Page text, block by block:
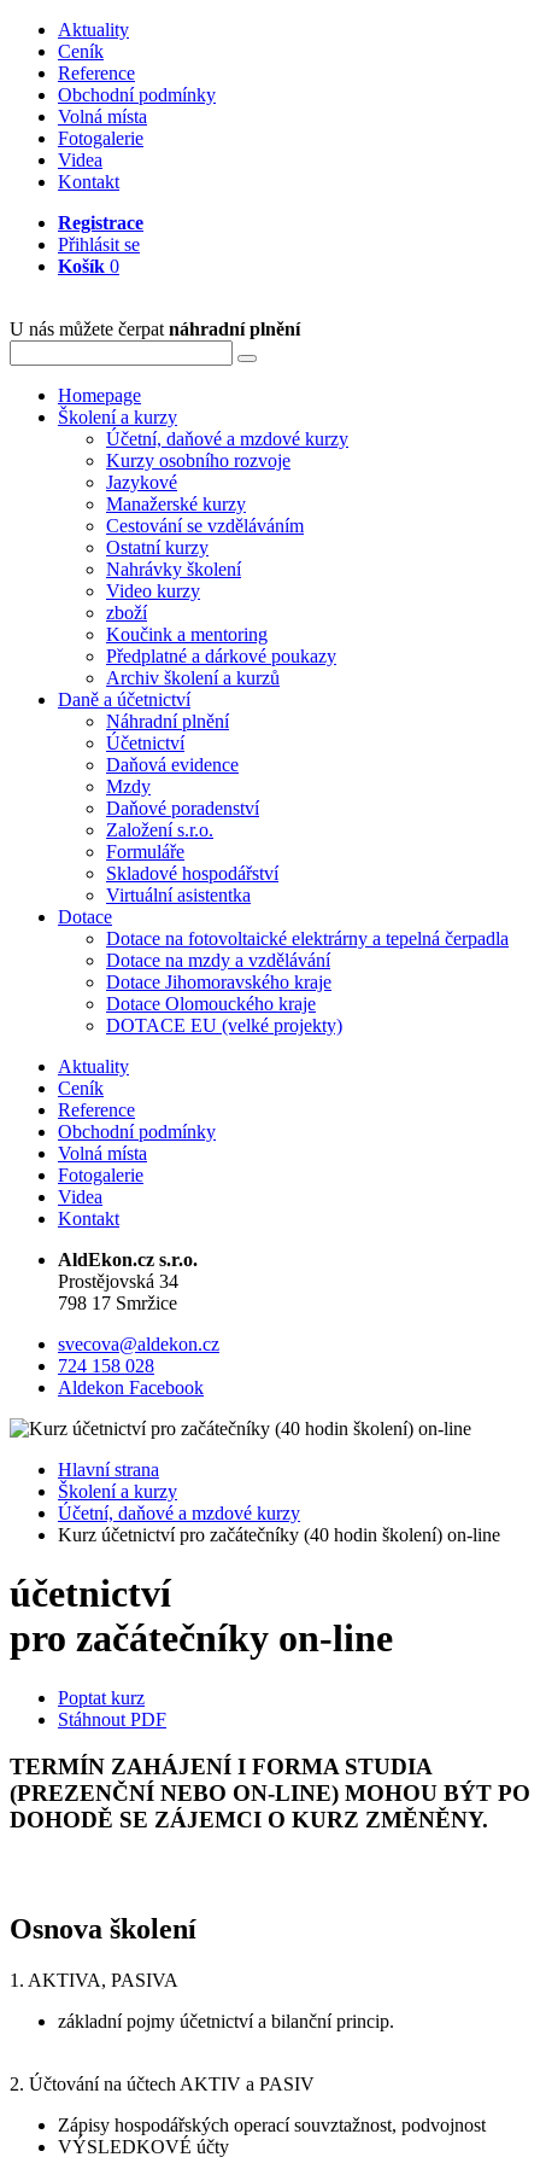
Aktuality
Ceník
Reference
Obchodní podmínky
Volná místa
Fotogalerie
Videa
Kontakt
Registrace
Přihlásit se
Košík 0
U nás můžete čerpat náhradní plnění
Homepage
Školení a kurzy
Účetní, daňové a mzdové kurzy
Kurzy osobního rozvoje
Jazykové
Manažerské kurzy
Cestování se vzděláváním
Ostatní kurzy
Nahrávky školení
Video kurzy
zboží
Koučink a mentoring
Předplatné a dárkové poukazy
Archiv školení a kurzů
Daně a účetnictví
Náhradní plnění
Účetnictví
Daňová evidence
Mzdy
Daňové poradenství
Založení s.r.o.
Formuláře
Skladové hospodářství
Virtuální asistentka
Dotace
Dotace na fotovoltaické elektrárny a tepelná čerpadla
Dotace na mzdy a vzdělávání
Dotace Jihomoravského kraje
Dotace Olomouckého kraje
DOTACE EU (velké projekty)
Aktuality
Ceník
Reference
Obchodní podmínky
Volná místa
Fotogalerie
Videa
Kontakt
AldEkon.cz s.r.o.
Prostějovská 34
798 17 Smržice
svecova@aldekon.cz
724 158 028
Aldekon Facebook
Hlavní strana
Školení a kurzy
Účetní, daňové a mzdové kurzy
Kurz účetnictví pro začátečníky (40 hodin školení) on-line
účetnictví
pro začátečníky on-line
Poptat kurz
Stáhnout PDF
TERMÍN ZAHÁJENÍ I FORMA STUDIA
(PREZENČNÍ NEBO ON-LINE) MOHOU BÝT PO
DOHODĚ SE ZÁJEMCI O KURZ ZMĚNĚNY.
Osnova školení
1. AKTIVA, PASIVA
základní pojmy účetnictví a bilanční princip.
2. Účtování na účtech AKTIV a PASIV
Zápisy hospodářských operací souvztažnost, podvojnost
VÝSLEDKOVÉ účty